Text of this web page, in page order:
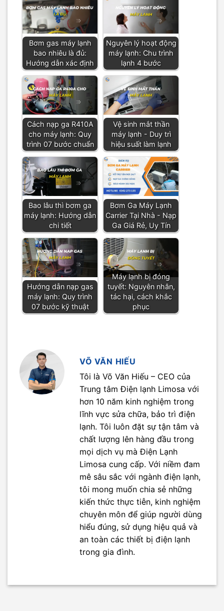
Bơm gas máy lạnh
bao nhiêu là đủ:
Hướng dẫn xác định
Nguyên lý hoạt động
máy lạnh: Chu trình
lạnh 4 bước
Cách nạp ga R410A
cho máy lạnh: Quy
trình 07 bước chuẩn
Vệ sinh mắt thần
máy lạnh - Duy trì
hiệu suất làm lạnh
Bao lâu thì bơm ga
máy lạnh: Hướng dẫn
chi tiết
Bơm Ga Máy Lạnh
Carrier Tại Nhà - Nạp
Ga Giá Rẻ, Uy Tín
Hướng dẫn nạp gas
máy lạnh: Quy trình
07 bước kỹ thuật
Máy lạnh bị đóng
tuyết: Nguyên nhân,
tác hại, cách khắc
phục
VÕ VĂN HIẾU
Tôi là Võ Văn Hiếu – CEO của
Trung tâm Điện lạnh Limosa với
hơn 10 năm kinh nghiệm trong
lĩnh vực sửa chữa, bảo trì điện
lạnh. Tôi luôn đặt sự tận tâm và
chất lượng lên hàng đầu trong
mọi dịch vụ mà Điện Lạnh
Limosa cung cấp. Với niềm đam
mê sâu sắc với ngành điện lạnh,
tôi mong muốn chia sẻ những
kiến thức thực tiễn, kinh nghiệm
chuyên môn để giúp người dùng
hiểu đúng, sử dụng hiệu quả và
an toàn các thiết bị điện lạnh
trong gia đình.